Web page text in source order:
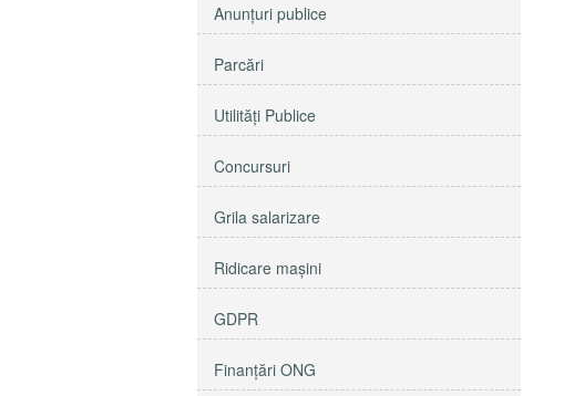
Anunţuri publice
Parcări
Utilităţi Publice
Concursuri
Grila salarizare
Ridicare maşini
GDPR
Finanțări ONG